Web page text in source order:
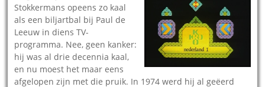
Stokkermans opeens zo kaal
als een biljartbal bij Paul de
Leeuw in diens TV-
programma. Nee, geen kanker:
hij was al drie decennia kaal,
en nu moest het maar eens
afgelopen zijn met die pruik. In 1974 werd hij al geëerd